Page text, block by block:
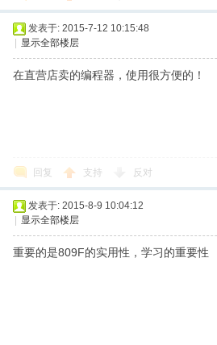
发表于: 2015-7-12 10:15:48
显示全部楼层
在直营店卖的编程器，使用很方便的！
回复 支持 反对
发表于: 2015-8-9 10:04:12
显示全部楼层
重要的是809F的实用性，学习的重要性